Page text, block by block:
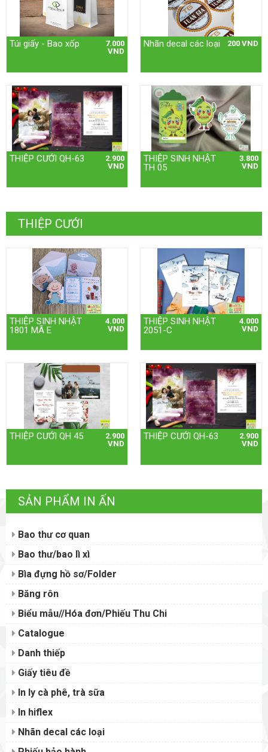
Túi giấy - Bao xốp
7.000
VND
Nhãn decal các loại 200 VND
THIỆP CƯỚI QH-63
2.900
VND
THIỆP SINH NHẬT
TH 05
3.800
VND
THIỆP CƯỚI
THIỆP SINH NHẬT
1801 MÃ E
4.000
VND
THIỆP SINH NHẬT
2051-C
4.000
VND
THIỆP CƯỚI QH 45
2.900
VND
THIỆP CƯỚI QH-63
2.900
VND
SẢN PHẨM IN ẤN
Bao thư cơ quan
Bao thư/bao lì xì
Bìa đựng hồ sơ/Folder
Băng rôn
Biểu mẫu//Hóa đơn/Phiếu Thu Chi
Catalogue
Danh thiếp
Giấy tiêu đề
In ly cà phê, trà sữa
In hiflex
Nhãn decal các loại